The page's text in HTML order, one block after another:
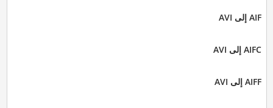
AIF إلى AVI
AIFC إلى AVI
AIFF إلى AVI